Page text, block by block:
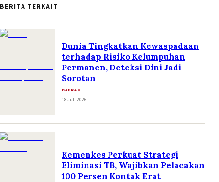
BERITA TERKAIT
Dunia Tingkatkan Kewaspadaan
terhadap Risiko Kelumpuhan
Permanen, Deteksi Dini Jadi
Sorotan
DAERAH
18 Juli 2026
Kemenkes Perkuat Strategi
Eliminasi TB, Wajibkan Pelacakan
100 Persen Kontak Erat